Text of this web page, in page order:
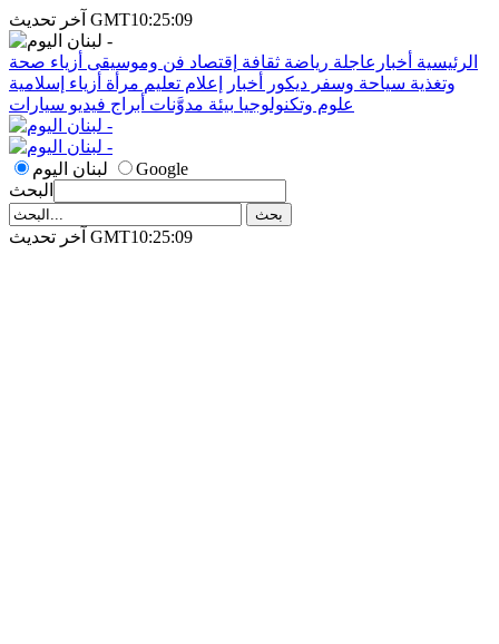
آخر تحديث GMT10:25:09
الرئيسية أخبارعاجلة رياضة ثقافة إقتصاد فن وموسيقى أزياء صحة
وتغذية سياحة وسفر ديكور أخبار إعلام تعليم مرأة أزياء إسلامية
علوم وتكنولوجيا بيئة مدوَّنات أبراج فيديو سيارات
لبنان اليوم
Google
البحث
آخر تحديث GMT10:25:09